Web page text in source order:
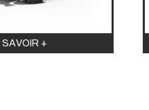
SAVOIR +